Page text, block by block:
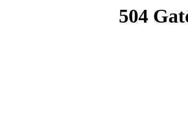
504